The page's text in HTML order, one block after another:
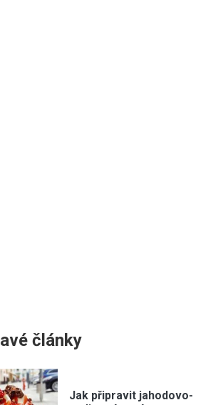
články
Jak připravit jahodovo-